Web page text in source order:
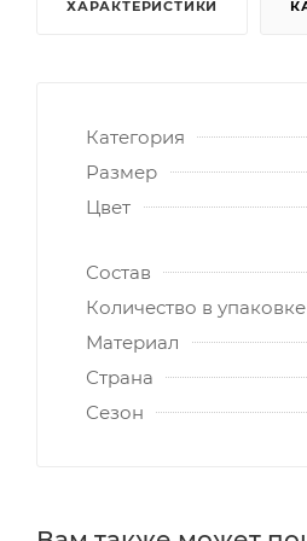
ХАРАКТЕРИСТИКИ
Категория
Размер
Цвет
Состав
Количество в упаковке
Материал
Страна
Сезон